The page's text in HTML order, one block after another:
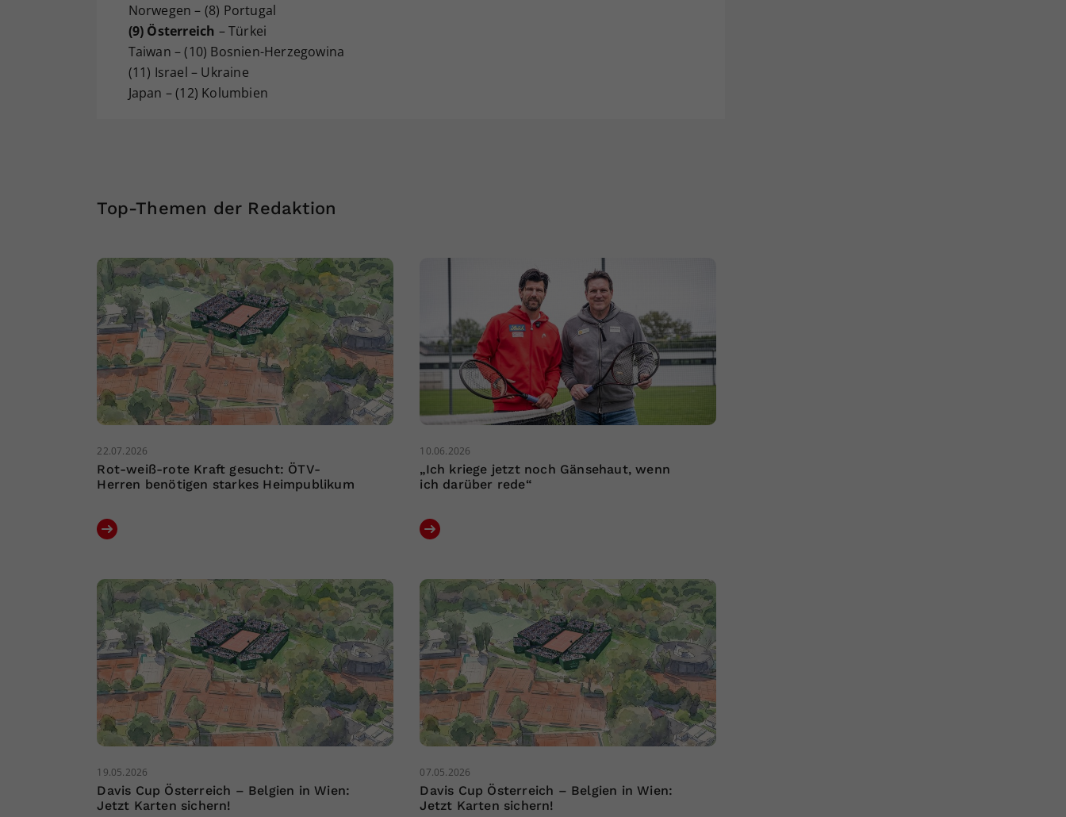
Norwegen – (8) Portugal
(9) Österreich – Türkei
Taiwan – (10) Bosnien-Herzegowina
(11) Israel – Ukraine
Japan – (12) Kolumbien
Top-Themen der Redaktion
22.07.2026
Rot-weiß-rote Kraft gesucht: ÖTV-
Herren benötigen starkes Heimpublikum
10.06.2026
„Ich kriege jetzt noch Gänsehaut, wenn
ich darüber rede“
19.05.2026
Davis Cup Österreich – Belgien in Wien:
Jetzt Karten sichern!
07.05.2026
Davis Cup Österreich – Belgien in Wien:
Jetzt Karten sichern!